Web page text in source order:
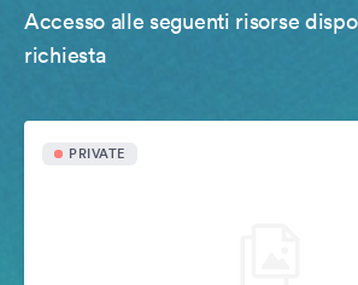
Accesso alle seguenti risorse
richiesta
PRIVATE